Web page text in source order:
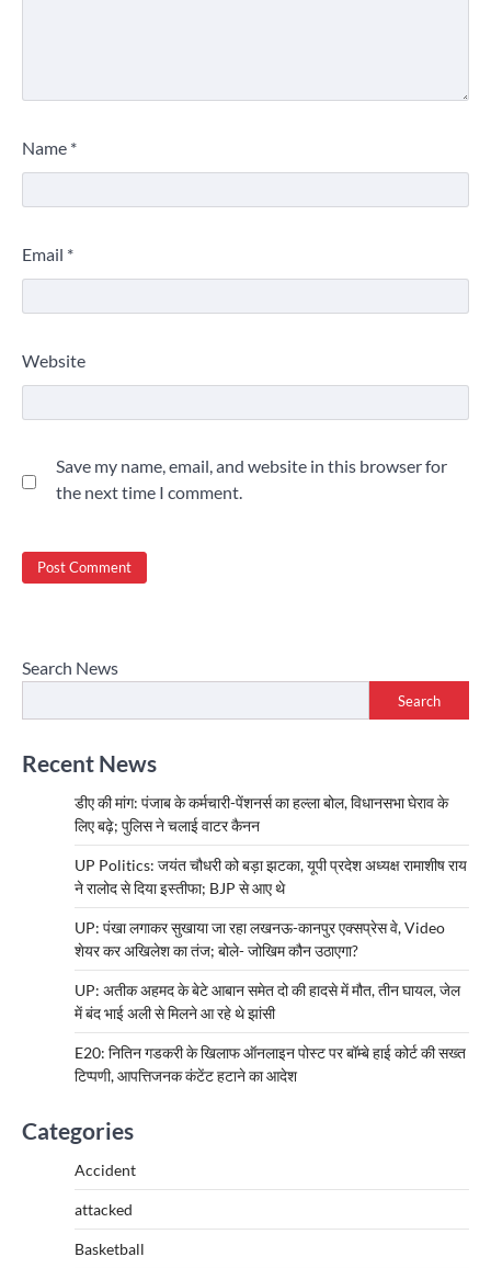
Name *
Email *
Website
Save my name, email, and website in this browser for
the next time I comment.
Search News
Search
Recent News
डीए की मांग: पंजाब के कर्मचारी-पेंशनर्स का हल्ला बोल, विधानसभा घेराव के
लिए बढ़े; पुलिस ने चलाई वाटर कैनन
UP Politics: जयंत चौधरी को बड़ा झटका, यूपी प्रदेश अध्यक्ष रामाशीष राय
ने रालोद से दिया इस्तीफा; BJP से आए थे
UP: पंखा लगाकर सुखाया जा रहा लखनऊ-कानपुर एक्सप्रेस वे, Video
शेयर कर अखिलेश का तंज; बोले- जोखिम कौन उठाएगा?
UP: अतीक अहमद के बेटे आबान समेत दो की हादसे में मौत, तीन घायल, जेल
में बंद भाई अली से मिलने आ रहे थे झांसी
E20: नितिन गडकरी के खिलाफ ऑनलाइन पोस्ट पर बॉम्बे हाई कोर्ट की सख्त
टिप्पणी, आपत्तिजनक कंटेंट हटाने का आदेश
Categories
Accident
attacked
Basketball